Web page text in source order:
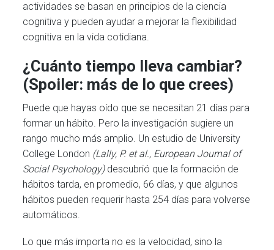
actividades se basan en principios de la ciencia
cognitiva y pueden ayudar a mejorar la flexibilidad
cognitiva en la vida cotidiana.
¿Cuánto tiempo lleva cambiar?
(Spoiler: más de lo que crees)
Puede que hayas oído que se necesitan 21 días para
formar un hábito. Pero la investigación sugiere un
rango mucho más amplio. Un estudio de University
College London (Lally, P. et al., European Journal of
Social Psychology) descubrió que la formación de
hábitos tarda, en promedio, 66 días, y que algunos
hábitos pueden requerir hasta 254 días para volverse
automáticos.
Lo que más importa no es la velocidad, sino la